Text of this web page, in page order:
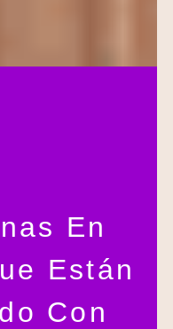
En
Están
Con